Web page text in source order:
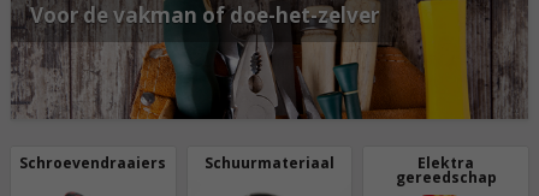
Voor de vakman of doe-het-zelver
Schroevendraaiers Schuurmateriaal Elektra
gereedschap